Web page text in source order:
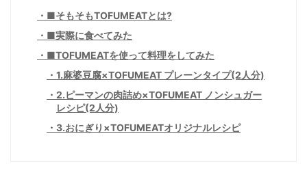
■そもそもTOFUMEATとは?
■実際に食べてみた
■TOFUMEATを使って料理をしてみた
1.麻婆豆腐×TOFUMEAT プレーンタイプ(2人分)
2.ピーマンの肉詰め×TOFUMEAT ノンシュガー
レシピ(2人分)
3.おにぎり×TOFUMEATオリジナルレシピ